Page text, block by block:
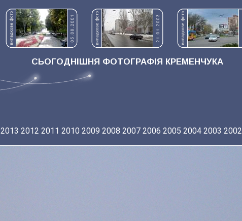
СЬОГОДНІШНЯ ФОТОГРАФІЯ КРЕМЕНЧУКА
2013 2012 2011 2010 2009 2008 2007 2006 2005 2004 2003 2002